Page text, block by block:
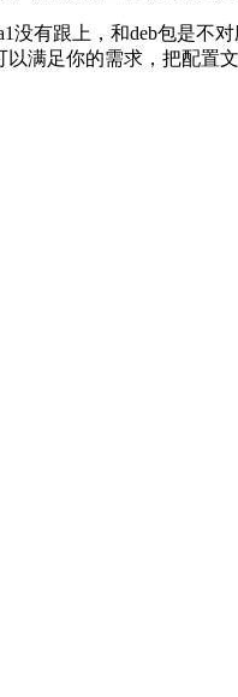
有跟上，和deb包是
满足你的需求，把配置